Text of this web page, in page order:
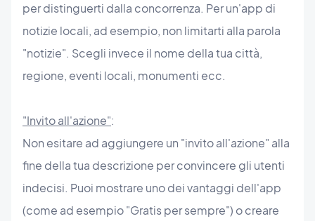
per distinguerti dalla concorrenza. Per un'app di
notizie locali, ad esempio, non limitarti alla parola
"notizie". Scegli invece il nome della tua città,
regione, eventi locali, monumenti ecc.
"Invito all'azione":
Non esitare ad aggiungere un "invito all'azione" alla
fine della tua descrizione per convincere gli utenti
indecisi. Puoi mostrare uno dei vantaggi dell'app
(come ad esempio "Gratis per sempre") o creare